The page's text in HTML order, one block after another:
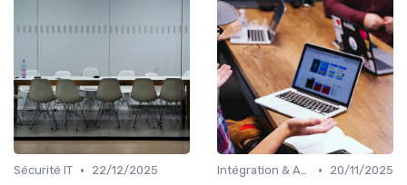
Sécurité IT •
22/12/2025
Intégration & APIs •
20/11/2025